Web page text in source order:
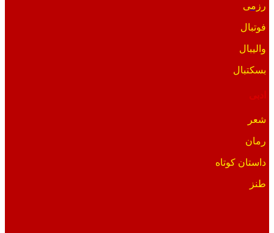
رزمی
فوتبال
والیبال
بسکتبال
ادبی
شعر
رمان
داستان کوتاه
طنز